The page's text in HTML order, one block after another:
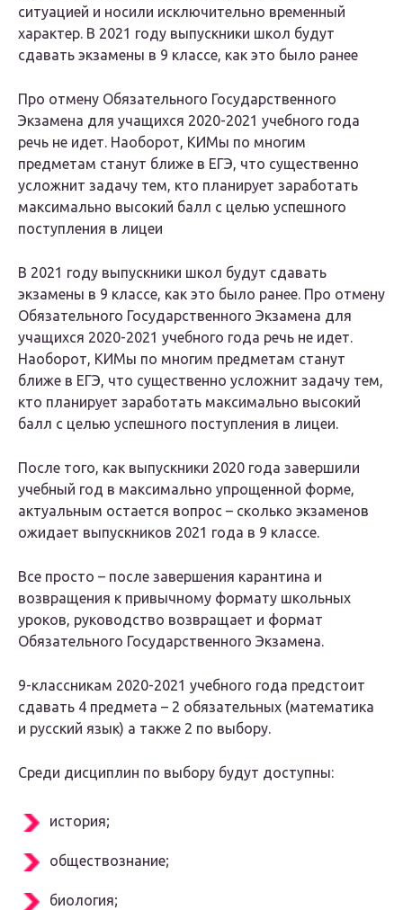
ситуацией и носили исключительно временный
характер. В 2021 году выпускники школ будут
сдавать экзамены в 9 классе, как это было ранее
Про отмену Обязательного Государственного
Экзамена для учащихся 2020-2021 учебного года
речь не идет. Наоборот, КИМы по многим
предметам станут ближе в ЕГЭ, что существенно
усложнит задачу тем, кто планирует заработать
максимально высокий балл с целью успешного
поступления в лицеи
В 2021 году выпускники школ будут сдавать
экзамены в 9 классе, как это было ранее. Про отмену
Обязательного Государственного Экзамена для
учащихся 2020-2021 учебного года речь не идет.
Наоборот, КИМы по многим предметам станут
ближе в ЕГЭ, что существенно усложнит задачу тем,
кто планирует заработать максимально высокий
балл с целью успешного поступления в лицеи.
После того, как выпускники 2020 года завершили
учебный год в максимально упрощенной форме,
актуальным остается вопрос – сколько экзаменов
ожидает выпускников 2021 года в 9 классе.
Все просто – после завершения карантина и
возвращения к привычному формату школьных
уроков, руководство возвращает и формат
Обязательного Государственного Экзамена.
9-классникам 2020-2021 учебного года предстоит
сдавать 4 предмета – 2 обязательных (математика
и русский язык) а также 2 по выбору.
Среди дисциплин по выбору будут доступны:
история;
обществознание;
биология;